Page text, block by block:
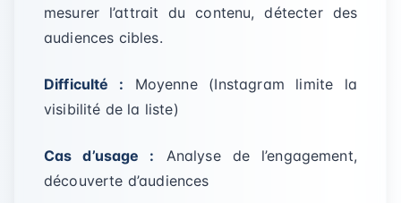
mesurer l’attrait du contenu, détecter des
audiences cibles.
Difficulté : Moyenne (Instagram limite la
visibilité de la liste)
Cas d’usage : Analyse de l’engagement,
découverte d’audiences